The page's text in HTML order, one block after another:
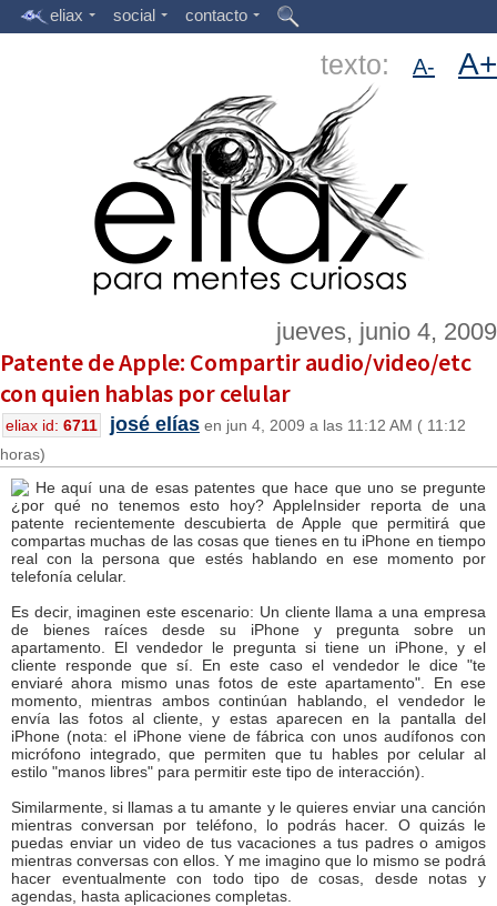
eliax social contacto
texto: A- A+
jueves, junio 4, 2009
Patente de Apple: Compartir audio/video/etc
con quien hablas por celular
eliax id: 6711 josé elías en jun 4, 2009 a las 11:12 AM ( 11:12
horas)
He aquí una de esas patentes que hace que uno se pregunte
¿por qué no tenemos esto hoy? AppleInsider reporta de una
patente recientemente descubierta de Apple que permitirá que
compartas muchas de las cosas que tienes en tu iPhone en tiempo
real con la persona que estés hablando en ese momento por
telefonía celular.
Es decir, imaginen este escenario: Un cliente llama a una empresa
de bienes raíces desde su iPhone y pregunta sobre un
apartamento. El vendedor le pregunta si tiene un iPhone, y el
cliente responde que sí. En este caso el vendedor le dice "te
enviaré ahora mismo unas fotos de este apartamento". En ese
momento, mientras ambos continúan hablando, el vendedor le
envía las fotos al cliente, y estas aparecen en la pantalla del
iPhone (nota: el iPhone viene de fábrica con unos audífonos con
micrófono integrado, que permiten que tu hables por celular al
estilo "manos libres" para permitir este tipo de interacción).
Similarmente, si llamas a tu amante y le quieres enviar una canción
mientras conversan por teléfono, lo podrás hacer. O quizás le
puedas enviar un video de tus vacaciones a tus padres o amigos
mientras conversas con ellos. Y me imagino que lo mismo se podrá
hacer eventualmente con todo tipo de cosas, desde notas y
agendas, hasta aplicaciones completas.